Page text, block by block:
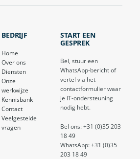
BEDRIJF
Home
Over ons
Diensten
Onze
werkwijze
Kennisbank
Contact
Veelgestelde
vragen
START EEN
GESPREK
Bel, stuur een
WhatsApp-bericht of
vertel via het
contactformulier waar
je IT-ondersteuning
nodig hebt.
Bel ons: +31 (0)35 203
18 49
WhatsApp: +31 (0)35
203 18 49